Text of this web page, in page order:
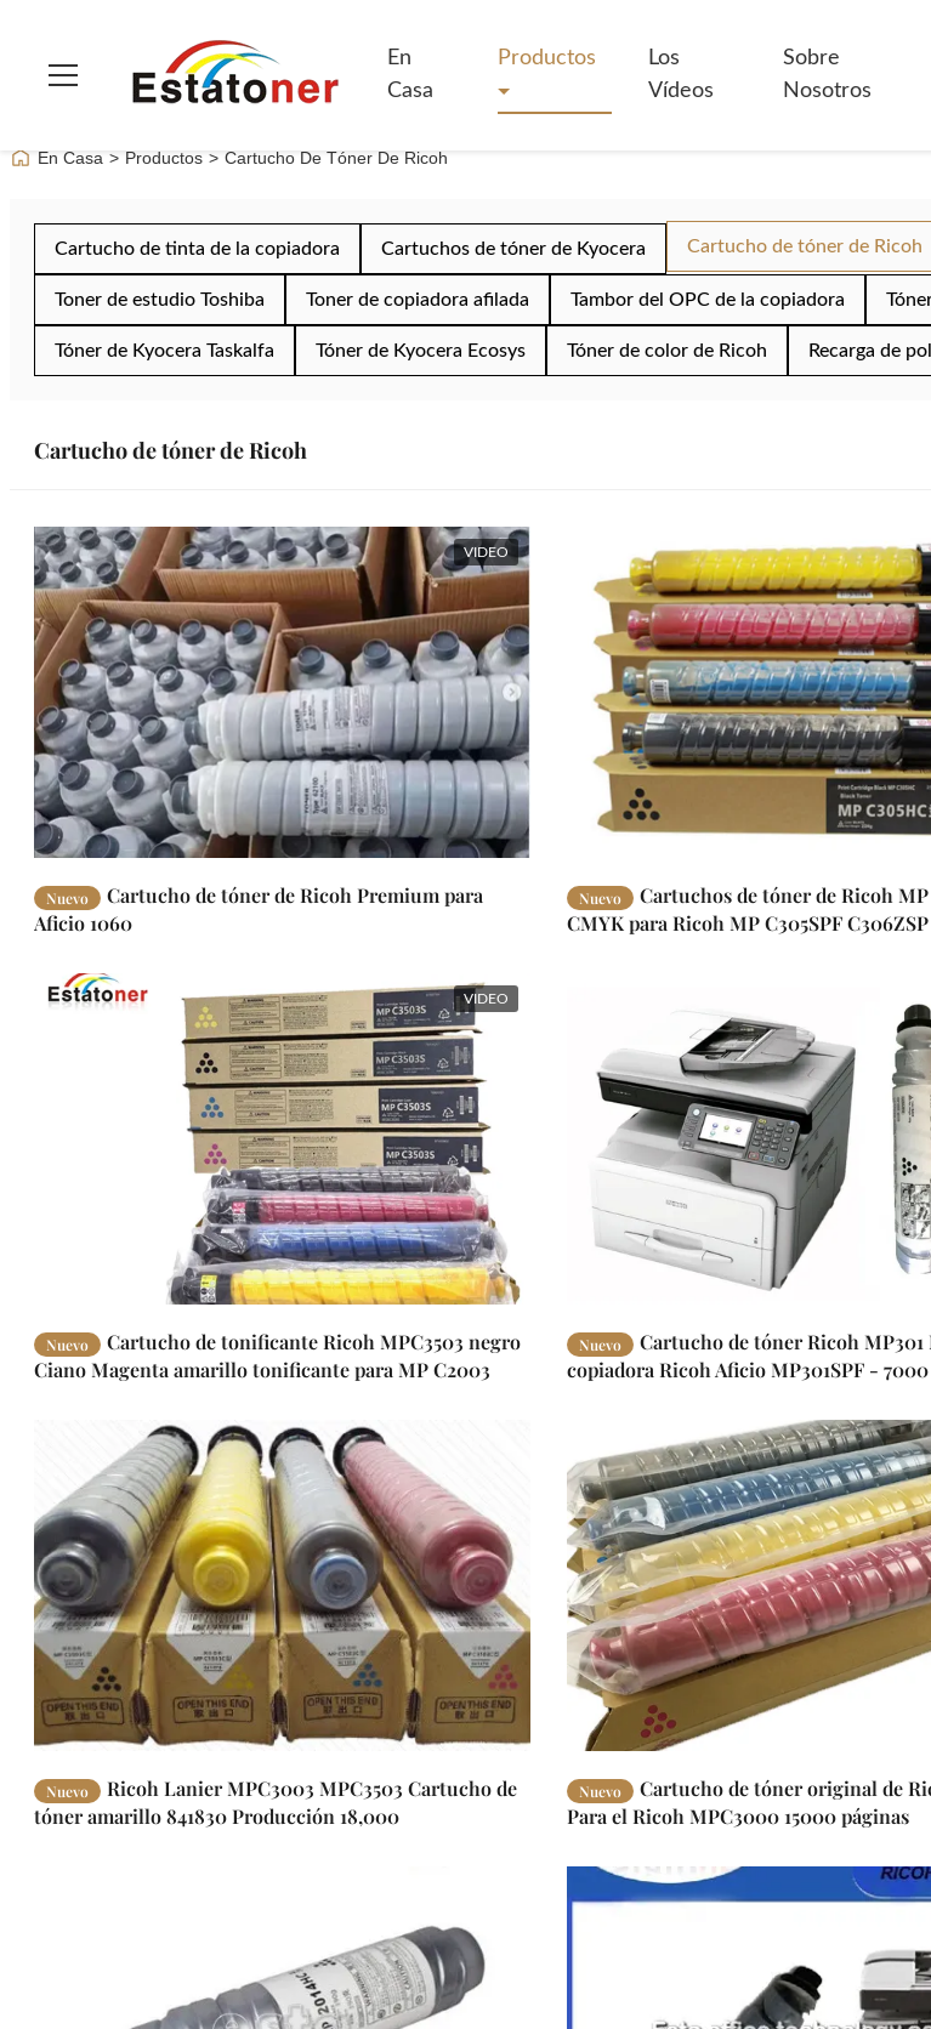
En
Casa
Productos
Los
Vídeos
Sobre
Nosotros
En Casa > Productos > Cartucho De Tóner De Ricoh
Cartucho de tinta de la copiadora Cartuchos de tóner de Kyocera Cartucho de tóner de Ricoh
Toner de estudio Toshiba Toner de copiadora afilada Tambor del OPC de la copiadora
Tóner de Kyocera Taskalfa Tóner de Kyocera Ecosys Tóner de color de Ricoh Recarga de
Cartucho de tóner de Ricoh
VIDEO
Nuevo
Cartucho de tóner de Ricoh Premium para
Aficio 1060
Nuevo
Cartuchos de tóner de Ricoh MP
CMYK para Ricoh MP C305SPF
VIDEO
Nuevo
Cartucho de tonificante Ricoh MPC3503 negro
Ciano Magenta amarillo tonificante para MP C2003
Nuevo
Cartucho de tóner Ricoh MP301
copiadora Ricoh Aficio MP301SPF -
Nuevo
Ricoh Lanier MPC3003 MPC3503 Cartucho de
tóner amarillo 841830 Producción 18,000
Nuevo
Cartucho de tóner original de
Para el Ricoh MPC3000 15000 páginas